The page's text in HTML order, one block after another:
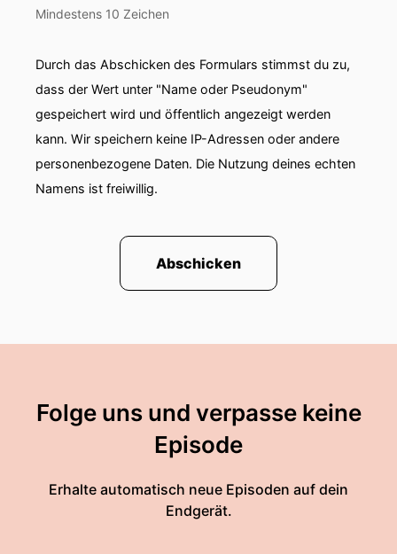
Mindestens 10 Zeichen
Durch das Abschicken des Formulars stimmst du zu,
dass der Wert unter "Name oder Pseudonym"
gespeichert wird und öffentlich angezeigt werden
kann. Wir speichern keine IP-Adressen oder andere
personenbezogene Daten. Die Nutzung deines echten
Namens ist freiwillig.
Abschicken
Folge uns und verpasse keine
Episode
Erhalte automatisch neue Episoden auf dein
Endgerät.